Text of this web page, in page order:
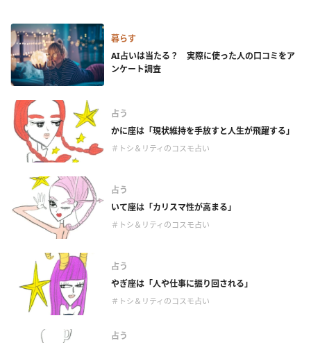
暮らす
AI占いは当たる？ 実際に使った人の口コミをア
ンケート調査
占う
かに座は「現状維持を手放すと人生が飛躍する」
＃トシ＆リティのコスモ占い
占う
いて座は「カリスマ性が高まる」
＃トシ＆リティのコスモ占い
占う
やぎ座は「人や仕事に振り回される」
＃トシ＆リティのコスモ占い
占う